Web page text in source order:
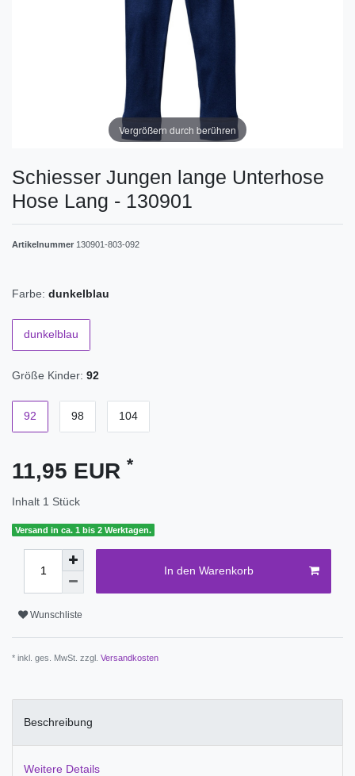
Vergrößern durch berühren
Schiesser Jungen lange Unterhose
Hose Lang - 130901
Artikelnummer 130901-803-092
Farbe: dunkelblau
dunkelblau
Größe Kinder: 92
92 98 104
11,95 EUR *
Inhalt 1 Stück
Versand in ca. 1 bis 2 Werktagen.
In den Warenkorb
Wunschliste
* inkl. ges. MwSt. zzgl. Versandkosten
Beschreibung
Weitere Details